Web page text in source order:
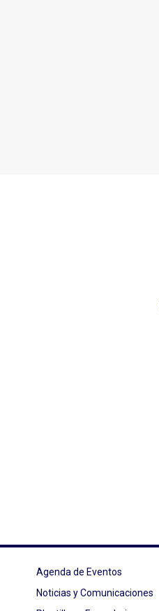
Agenda de Eventos
Noticias y Comunicaciones